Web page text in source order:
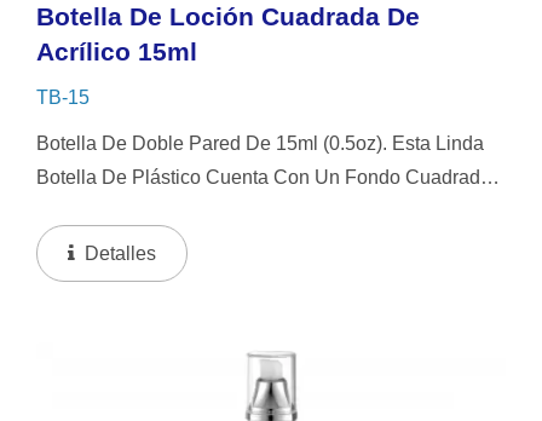
Botella De Loción Cuadrada De
Acrílico 15ml
TB-15
Botella De Doble Pared De 15ml (0.5oz). Esta Linda
Botella De Plástico Cuenta Con Un Fondo Cuadrado
Una Bomba De Encaje, Diseñada Para Proteger Y
Evitar...
Detalles